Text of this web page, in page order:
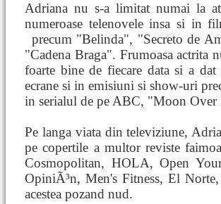
Adriana nu s-a limitat numai la
numeroase telenovele insa si in
precum "Belinda", "Secreto de
"Cadena Braga". Frumoasa actrita
foarte bine de fiecare data si a
ecrane si in emisiuni si show-uri
in serialul de pe ABC, "Moon
Pe langa viata din televiziune,
pe copertile a multor reviste
Cosmopolitan, HOLA, Open
OpiniÃ³n, Men's Fitness, El
acestea pozand nud.